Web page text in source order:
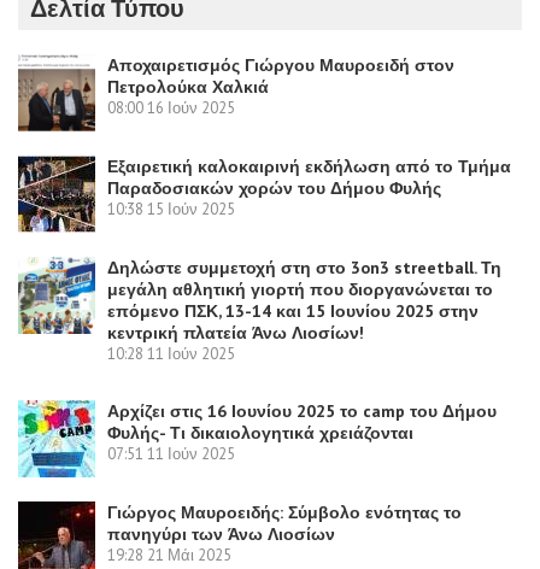
Δελτία Τύπου
Αποχαιρετισμός Γιώργου Μαυροειδή στον
Πετρολούκα Χαλκιά
08:0016 Ιούν 2025
Εξαιρετική καλοκαιρινή εκδήλωση από το Τμήμα
Παραδοσιακών χορών του Δήμου Φυλής
10:38 15 Ιούν 2025
Δηλώστε συμμετοχή στη στο 3on3 streetball. Τη
μεγάλη αθλητική γιορτή που διοργανώνεται το
επόμενο ΠΣΚ, 13-14 και 15 Ιουνίου 2025 στην
κεντρική πλατεία Άνω Λιοσίων!
10:28 11 Ιούν 2025
Αρχίζει στις 16 Ιουνίου 2025 το camp του Δήμου
Φυλής- Τι δικαιολογητικά χρειάζονται
07:51 11 Ιούν 2025
Γιώργος Μαυροειδής: Σύμβολο ενότητας το
πανηγύρι των Άνω Λιοσίων
19:28 21 Μάι 2025